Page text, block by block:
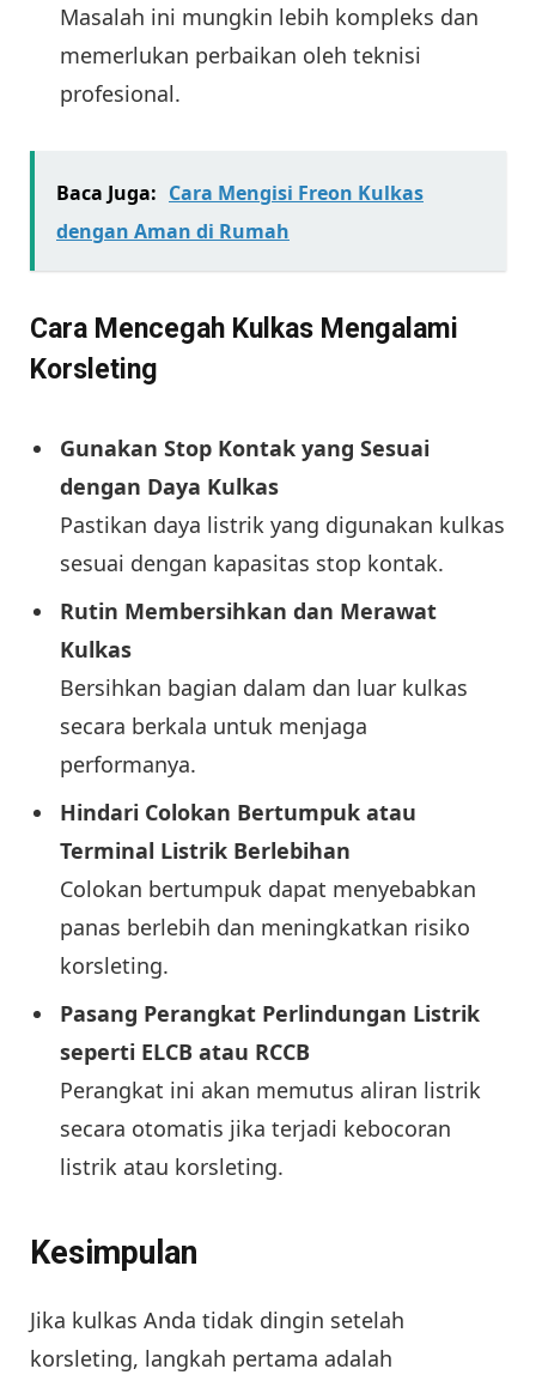
Masalah ini mungkin lebih kompleks dan
memerlukan perbaikan oleh teknisi
profesional.
Baca Juga: Cara Mengisi Freon Kulkas
dengan Aman di Rumah
Cara Mencegah Kulkas Mengalami
Korsleting
Gunakan Stop Kontak yang Sesuai
dengan Daya Kulkas
Pastikan daya listrik yang digunakan kulkas
sesuai dengan kapasitas stop kontak.
Rutin Membersihkan dan Merawat
Kulkas
Bersihkan bagian dalam dan luar kulkas
secara berkala untuk menjaga
performanya.
Hindari Colokan Bertumpuk atau
Terminal Listrik Berlebihan
Colokan bertumpuk dapat menyebabkan
panas berlebih dan meningkatkan risiko
korsleting.
Pasang Perangkat Perlindungan Listrik
seperti ELCB atau RCCB
Perangkat ini akan memutus aliran listrik
secara otomatis jika terjadi kebocoran
listrik atau korsleting.
Kesimpulan
Jika kulkas Anda tidak dingin setelah
korsleting, langkah pertama adalah